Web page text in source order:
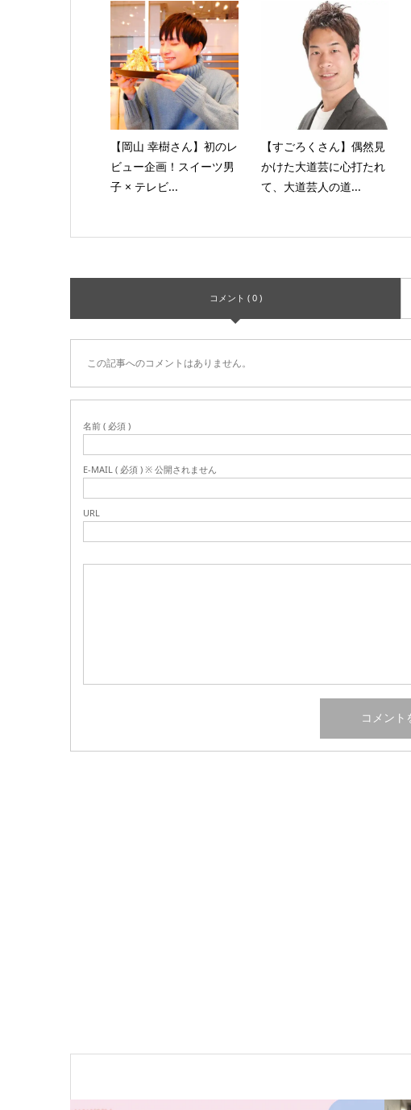
【岡山 幸樹さん】初のレ
ビュー企画！スイーツ男
子 × テレビ...
【すごろくさん】偶然見
かけた大道芸に心打たれ
て、大道芸人の道...
コメント ( 0 )
この記事へのコメントはありません。
名前 ( 必須 )
E-MAIL ( 必須 ) ※ 公開されません
URL